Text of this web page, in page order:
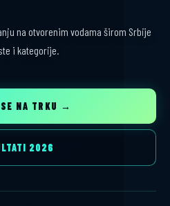
na otvorenim vodama širom Srbije
i kategorije.
NA TRKU →
2026